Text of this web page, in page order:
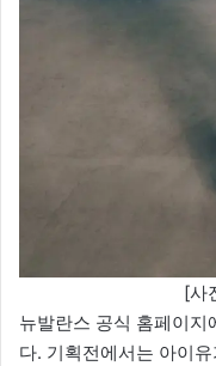
[사
뉴발란스 공식 홈페이
다. 기획전에서는 아이유